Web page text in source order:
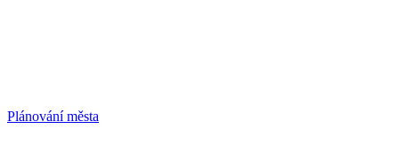
Plánování města